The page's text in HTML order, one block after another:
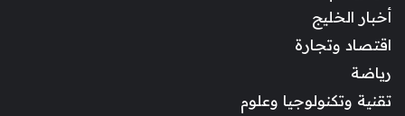
أخبار الخليج
اقتصاد وتجارة
رياضة
تقنية وتكنولوجيا وعلوم